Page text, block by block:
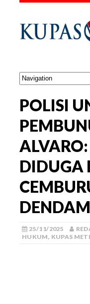
POLISI
DIDUGA
DENDAM
25/11/2025
HUKUM, KUPAS